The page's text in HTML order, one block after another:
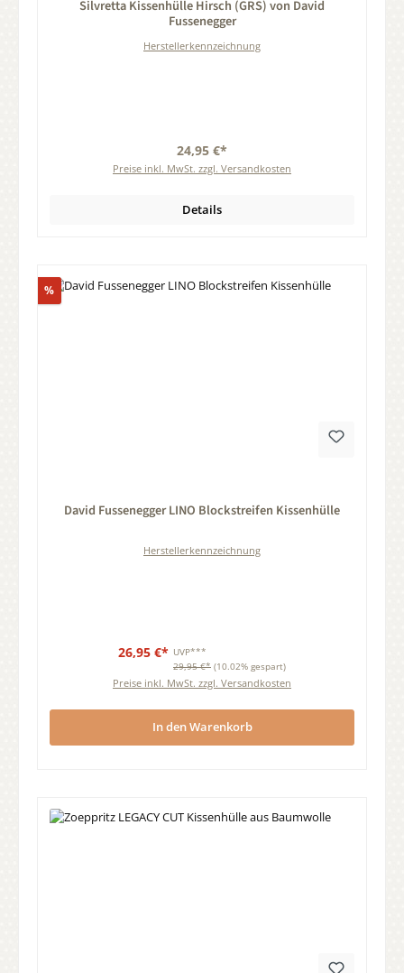
Silvretta Kissenhülle Hirsch (GRS) von David
Fussenegger
Herstellerkennzeichnung
24,95 €*
Preise inkl. MwSt. zzgl. Versandkosten
Details
%Rabatt
David Fussenegger LINO Blockstreifen Kissenhülle
Herstellerkennzeichnung
26,95 €* UVP***
29,95 €* (10.02% gespart)
Preise inkl. MwSt. zzgl. Versandkosten
In den Warenkorb